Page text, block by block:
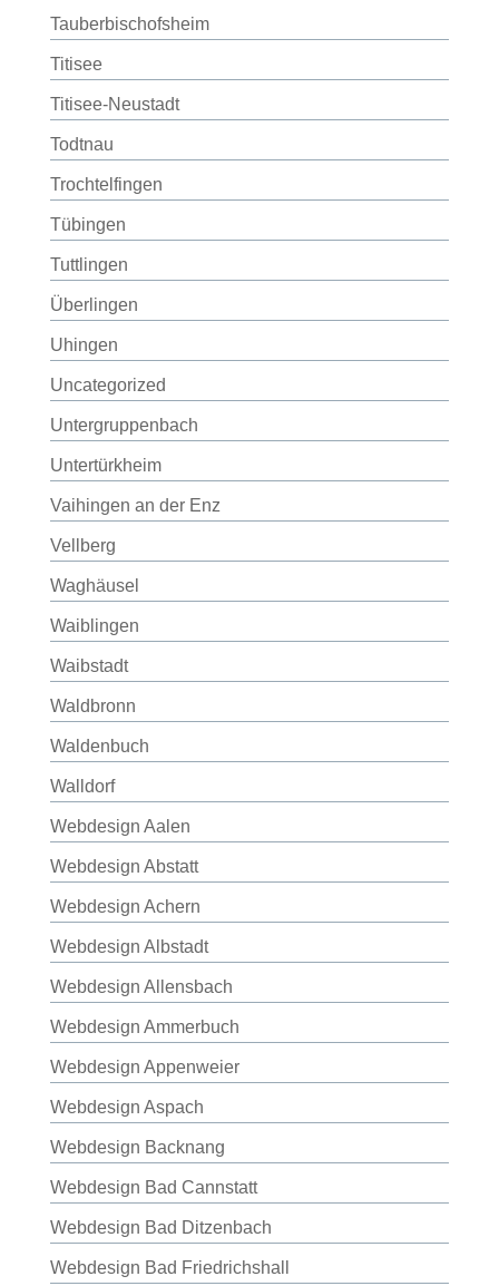
Tauberbischofsheim
Titisee
Titisee-Neustadt
Todtnau
Trochtelfingen
Tübingen
Tuttlingen
Überlingen
Uhingen
Uncategorized
Untergruppenbach
Untertürkheim
Vaihingen an der Enz
Vellberg
Waghäusel
Waiblingen
Waibstadt
Waldbronn
Waldenbuch
Walldorf
Webdesign Aalen
Webdesign Abstatt
Webdesign Achern
Webdesign Albstadt
Webdesign Allensbach
Webdesign Ammerbuch
Webdesign Appenweier
Webdesign Aspach
Webdesign Backnang
Webdesign Bad Cannstatt
Webdesign Bad Ditzenbach
Webdesign Bad Friedrichshall